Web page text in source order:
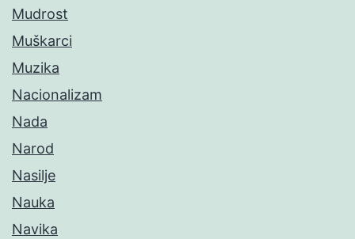
Mudrost
Muškarci
Muzika
Nacionalizam
Nada
Narod
Nasilje
Nauka
Navika